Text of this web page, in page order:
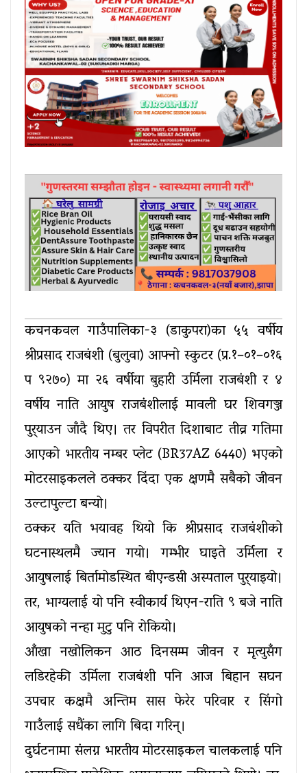
कचनकवल गाउँपालिका-३ (डाकुपरा)का ५५ वर्षीय
श्रीप्रसाद राजबंशी (बुलुवा) आफ्नो स्कुटर (प्र.१–०१–०१६
प ९२७०) मा २६ वर्षीया बुहारी उर्मिला राजबंशी र ४
वर्षीय नाति आयुष राजबंशीलाई मावली घर शिवगञ्ज
पुर्‍याउन जाँदै थिए। तर विपरीत दिशाबाट तीव्र गतिमा
आएको भारतीय नम्बर प्लेट (BR37AZ 6440) भएको
मोटरसाइकलले ठक्कर दिंदा एक क्षणमै सबैको जीवन
उल्टापुल्टा बन्यो।
ठक्कर यति भयावह थियो कि श्रीप्रसाद राजबंशीको
घटनास्थलमै ज्यान गयो। गम्भीर घाइते उर्मिला र
आयुषलाई बिर्तामोडस्थित बीएन्डसी अस्पताल पुर्‍याइयो।
तर, भाग्यलाई यो पनि स्वीकार्य थिएन-राति ९ बजे नाति
आयुषको नन्हा मुटु पनि रोकियो।
आँखा नखोलिकन आठ दिनसम्म जीवन र मृत्युसँग
लडिरहेकी उर्मिला राजबंशी पनि आज बिहान सघन
उपचार कक्षमै अन्तिम सास फेरेर परिवार र सिंगो
गाउँलाई सधैंका लागि बिदा गरिन्।
दुर्घटनामा संलग्न भारतीय मोटरसाइकल चालकलाई पनि